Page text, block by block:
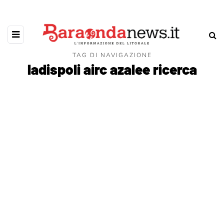
TAG DI NAVIGAZIONE
ladispoli airc azalee ricerca